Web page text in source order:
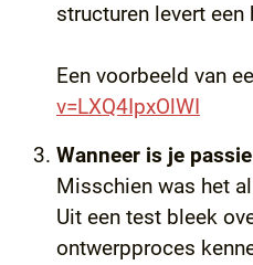
structuren levert
Een voorbeeld van
v=LXQ4IpxOlWI
Wanneer is je
Misschien was het
Uit een test bleek
ontwerpproces